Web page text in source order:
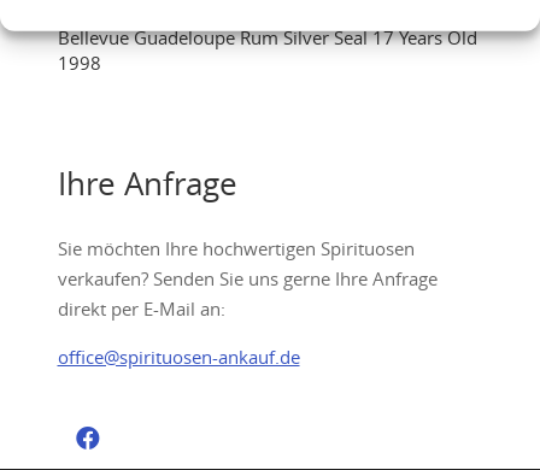
Bellevue Guadeloupe Rum Silver Seal 17 Years Old
1998
Ihre Anfrage
Sie möchten Ihre hochwertigen Spirituosen
verkaufen? Senden Sie uns gerne Ihre Anfrage
direkt per E-Mail an:
office@spirituosen-ankauf.de